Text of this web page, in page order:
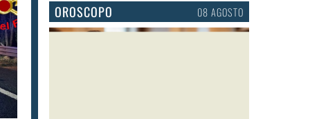
OROSCOPO 08 AGOSTO